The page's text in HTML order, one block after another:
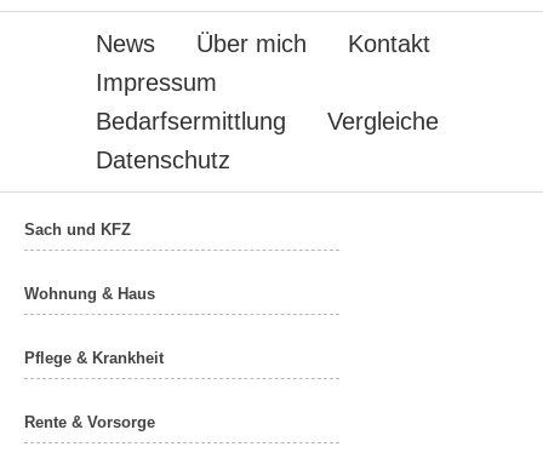
News Über mich
Kontakt
Impressum
Bedarfsermittlung
Vergleiche
Datenschutz
Sach und KFZ
Wohnung & Haus
Pflege & Krankheit
Rente & Vorsorge